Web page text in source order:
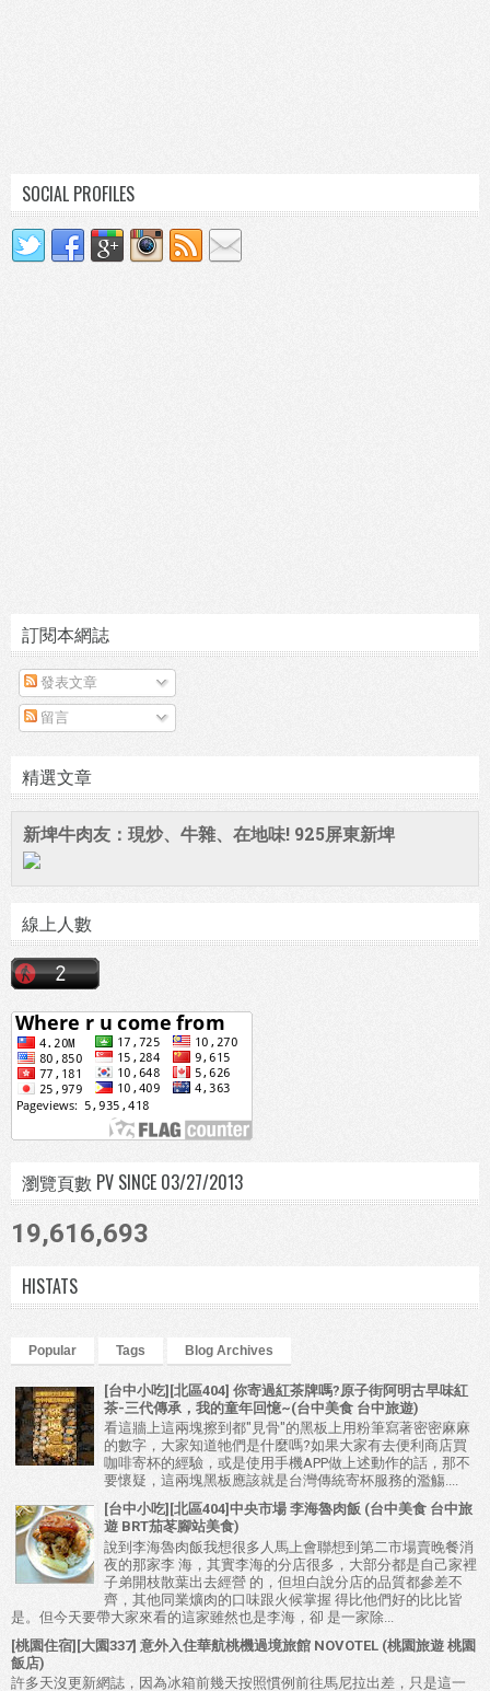
SOCIAL PROFILES
訂閱本網誌
發表文章
留言
精選文章
新埤牛肉友：現炒、牛雜、在地味! 925屏東新埤
線上人數
瀏覽頁數 PV SINCE 03/27/2013
19,616,693
HISTATS
Popular Tags Blog Archives
[台中小吃][北區404] 你寄過紅茶牌嗎?原子街阿明古早味紅
茶-三代傳承，我的童年回憶~(台中美食 台中旅遊)
看這牆上這兩塊擦到都"見骨"的黑板上用粉筆寫著密密麻麻
的數字，大家知道牠們是什麼嗎?如果大家有去便利商店買
咖啡寄杯的經驗，或是使用手機APP做上述動作的話，那不
要懷疑，這兩塊黑板應該就是台灣傳統寄杯服務的濫觴....
[台中小吃][北區404]中央市場 李海魯肉飯 (台中美食 台中旅
遊 BRT茄苳腳站美食)
說到李海魯肉飯我想很多人馬上會聯想到第二市場賣晚餐消
夜的那家李 海，其實李海的分店很多，大部分都是自己家裡
子弟開枝散葉出去經營 的，但坦白說分店的品質都參差不
齊，其他同業爌肉的口味跟火候掌握 得比他們好的比比皆
是。但今天要帶大家來看的這家雖然也是李海，卻 是一家除...
[桃園住宿][大園337] 意外入住華航桃機過境旅館 NOVOTEL (桃園旅遊 桃園
飯店)
許多天沒更新網誌，因為冰箱前幾天按照慣例前往馬尼拉出差，只是這一